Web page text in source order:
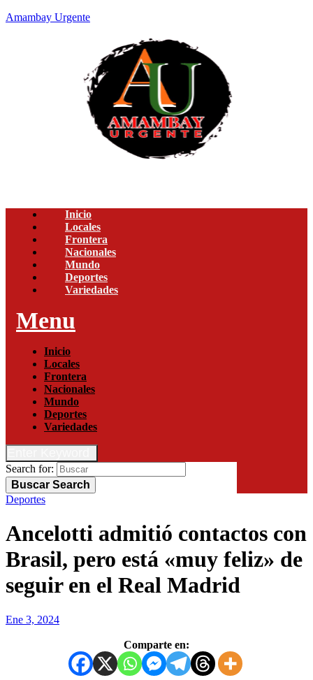
Amambay Urgente
Inicio
Locales
Frontera
Nacionales
Mundo
Deportes
Variedades
Menu
Inicio
Locales
Frontera
Nacionales
Mundo
Deportes
Variedades
Search for:
Buscar Search
Deportes
Ancelotti admitió contactos con
Brasil, pero está «muy feliz» de
seguir en el Real Madrid
Ene 3, 2024
Comparte en: